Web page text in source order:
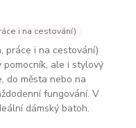
i na cestování)
práce i na cestování)
ale i stylový
do města nebo na
fungování. V
dámský batoh.